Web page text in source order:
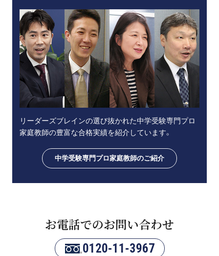
リーダーズブレインの選び抜かれた中学受験専門プロ
家庭教師の豊富な合格実績を紹介しています。
中学受験専門プロ家庭教師のご紹介
お電話でのお問い合わせ
0120-11-3967